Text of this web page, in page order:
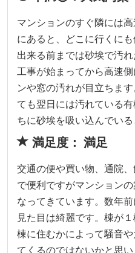
マンションのすぐ隣には
にあると、どこに行くに
出来る前までは砂埃で汚
工事が始まってから高速
ンや窓の汚れが目立ちま
ても翌日には汚れている
ちに砂埃を吸い込んでいる
満足度： 満足
交通の便や買い物、通院
で便利ですがマンション
なってきています。数年
見た目は綺麗です。棟が
棟に住むかによって騒音
てくるのではないかと思